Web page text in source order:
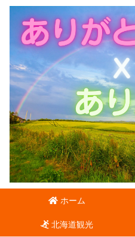
ホーム
北海道観光